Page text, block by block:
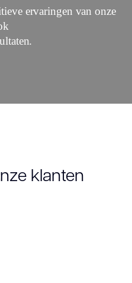
ervaringen van onze
klanten